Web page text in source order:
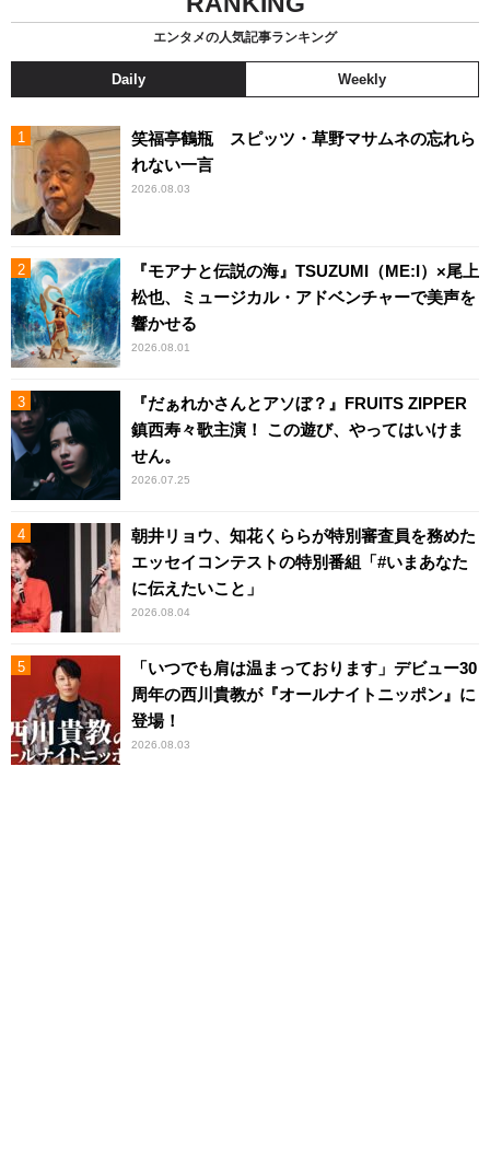
エンタメの人気記事ランキング
Daily Weekly
笑福亭鶴瓶 スピッツ・草野マサムネの忘れら
れない一言
2026.08.03
『モアナと伝説の海』TSUZUMI（ME:I）×尾上
松也、ミュージカル・アドベンチャーで美声を
響かせる
2026.08.01
『だぁれかさんとアソぼ？』FRUITS ZIPPER
鎮西寿々歌主演！ この遊び、やってはいけま
せん。
2026.07.25
朝井リョウ、知花くららが特別審査員を務めた
エッセイコンテストの特別番組「#いまあなた
に伝えたいこと」
2026.08.04
「いつでも肩は温まっております」デビュー30
周年の西川貴教が『オールナイトニッポン』に
登場！
2026.08.03